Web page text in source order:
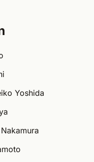
Yoshida